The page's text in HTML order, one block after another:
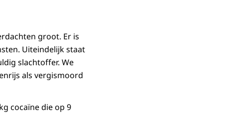
groot. Er is
Uiteindelijk staat
slachtoffer. We
als vergismoord
cocaïne die op 9